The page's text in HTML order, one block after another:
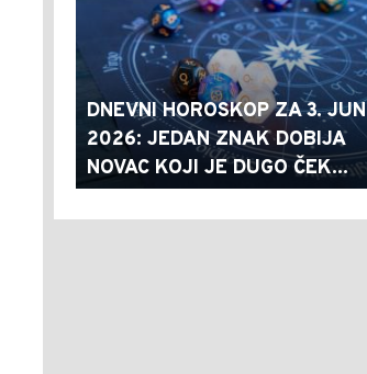
DNEVNI HOROSKOP ZA 3. JUN
2026: JEDAN ZNAK DOBIJA
NOVAC KOJI JE DUGO ČEK...